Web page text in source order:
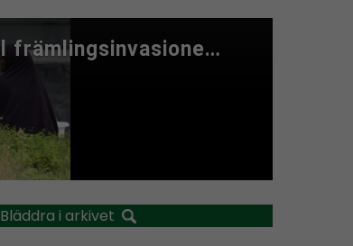
Bläddra i arkivet